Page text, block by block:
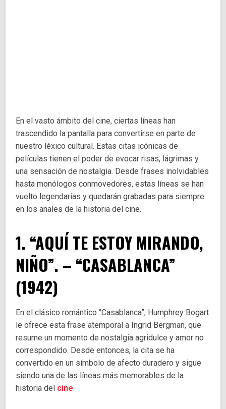
En el vasto ámbito del cine, ciertas líneas han
trascendido la pantalla para convertirse en parte de
nuestro léxico cultural. Estas citas icónicas de
películas tienen el poder de evocar risas, lágrimas y
una sensación de nostalgia. Desde frases inolvidables
hasta monólogos conmovedores, estas líneas se han
vuelto legendarias y quedarán grabadas para siempre
en los anales de la historia del cine.
1. “AQUÍ TE ESTOY MIRANDO,
NIÑO”. – “CASABLANCA”
(1942)
En el clásico romántico “Casablanca”, Humphrey Bogart
le ofrece esta frase atemporal a Ingrid Bergman, que
resume un momento de nostalgia agridulce y amor no
correspondido. Desde entonces, la cita se ha
convertido en un símbolo de afecto duradero y sigue
siendo una de las líneas más memorables de la
historia del cine.